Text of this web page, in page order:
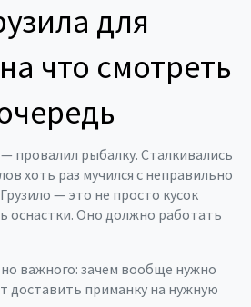
для
что смотреть
провалил рыбалку. Сталкивались
хоть раз мучился с неправильно
— это не просто кусок
оснастки. Оно должно работать
важного: зачем вообще нужно
доставить приманку на нужную